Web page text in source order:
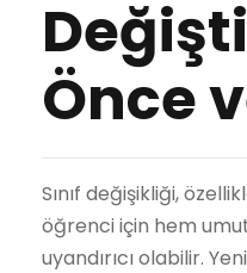
Önce
Sınıf değişikliği,
öğrenci için hem
uyandırıcı olabilir.